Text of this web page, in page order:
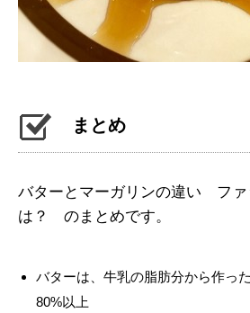
まとめ
バターとマーガリンの違い ファ
は？ のまとめです。
バターは、牛乳の脂肪分から作っ
80%以上